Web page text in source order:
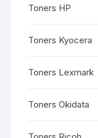
Toners HP
Toners Kyocera
Toners Lexmark
Toners Okidata